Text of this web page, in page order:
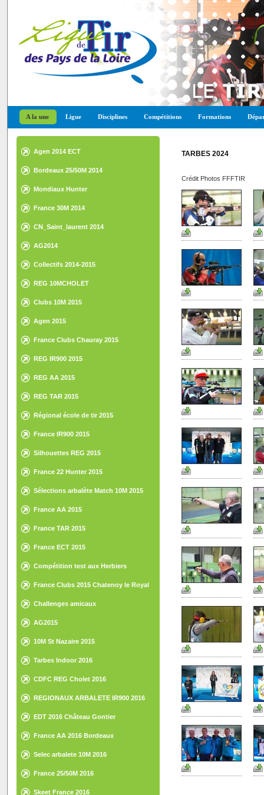
A la une Ligue Disciplines Compétitions Formations
Agen 2014 ECT
Bordeaux 25/50M 2014
Mondiaux Hunter
France 30M 2014
CN_Saint_laurent 2014
AG2014
Collectifs 2014-2015
REG 10MCHOLET
Clubs 10M 2015
Agen 2015
France Clubs Chauray 2015
REG IR900 2015
REG AA 2015
REG TAR 2015
Régional école de tir 2015
France IR900 2015
Silhouettes REG 2015
France 22 Hunter 2015
Sélections arbalète Match 10M 2015
France AA 2015
France TAR 2015
France ECT 2015
Compétition test aux Herbiers
France Clubs 2015 Chatenoy le Royal
Challenges amicaux
AG2015
10M St Nazaire 2015
Tarbes Indoor 2016
CDFC REG Cholet 2016
REGIONAUX ARBALETE IR900 2016
EDT 2016 Château Gontier
France AA 2016 Bordeaux
Selec arbalete 10M 2016
France 25/50M 2016
Skeet France 2016
TARBES 2024
Crédit Photos FFFTIR